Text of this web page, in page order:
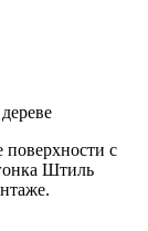
поверхности с
Штиль